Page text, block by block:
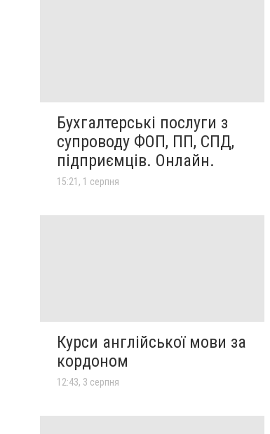
Бухгалтерські послуги з
супроводу ФОП, ПП, СПД,
підприємців. Онлайн.
15:21, 1 серпня
Курси англійської мови за
кордоном
12:43, 3 серпня